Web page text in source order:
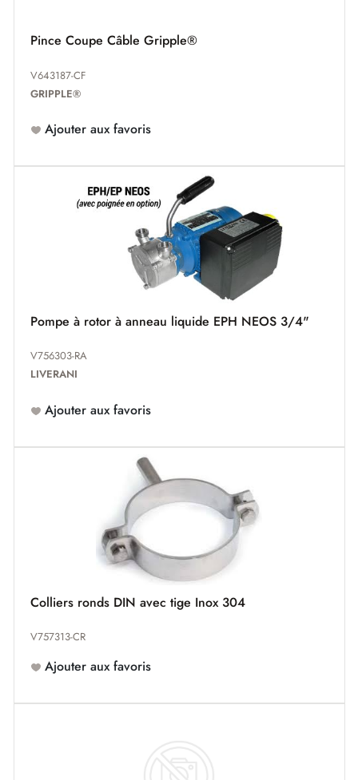
Pince Coupe Câble Gripple®
V643187-CF
GRIPPLE®
Ajouter aux favoris
Pompe à rotor à anneau liquide EPH NEOS 3/4"
V756303-RA
LIVERANI
Ajouter aux favoris
Colliers ronds DIN avec tige Inox 304
V757313-CR
Ajouter aux favoris